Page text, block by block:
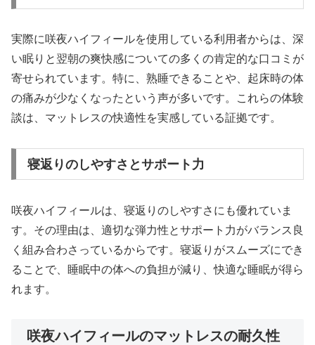
実際に咲夜ハイフィールを使用している利用者からは、深
い眠りと翌朝の爽快感についての多くの肯定的な口コミが
寄せられています。特に、熟睡できることや、起床時の体
の痛みが少なくなったという声が多いです。これらの体験
談は、マットレスの快適性を実感している証拠です。
寝返りのしやすさとサポート力
咲夜ハイフィールは、寝返りのしやすさにも優れていま
す。その理由は、適切な弾力性とサポート力がバランス良
く組み合わさっているからです。寝返りがスムーズにでき
ることで、睡眠中の体への負担が減り、快適な睡眠が得ら
れます。
咲夜ハイフィールのマットレスの耐久性